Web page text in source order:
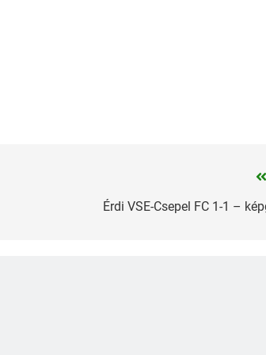
Érdi VSE-Csepel FC 1-1 –